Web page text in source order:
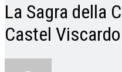
La Sagra della
Castel